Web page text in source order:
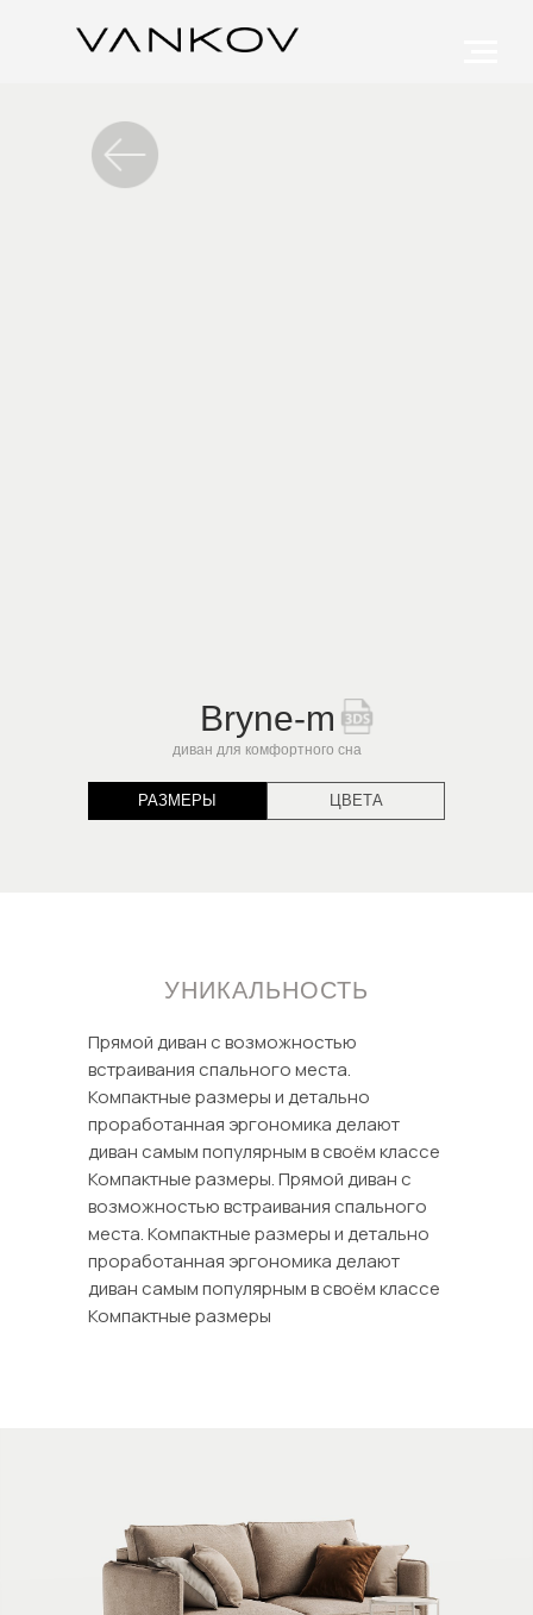
РАЗМЕРЫ
диван для комфортного сна
Bryne-m
ЦВЕТА
УНИКАЛЬНОСТЬ
Прямой диван с возможностью
встраивания спального места.
Компактные размеры и детально
проработанная эргономика делают
диван самым популярным в своём классе
Компактные размеры. Прямой диван с
возможностью встраивания спального
места. Компактные размеры и детально
проработанная эргономика делают
диван самым популярным в своём классе
Компактные размеры